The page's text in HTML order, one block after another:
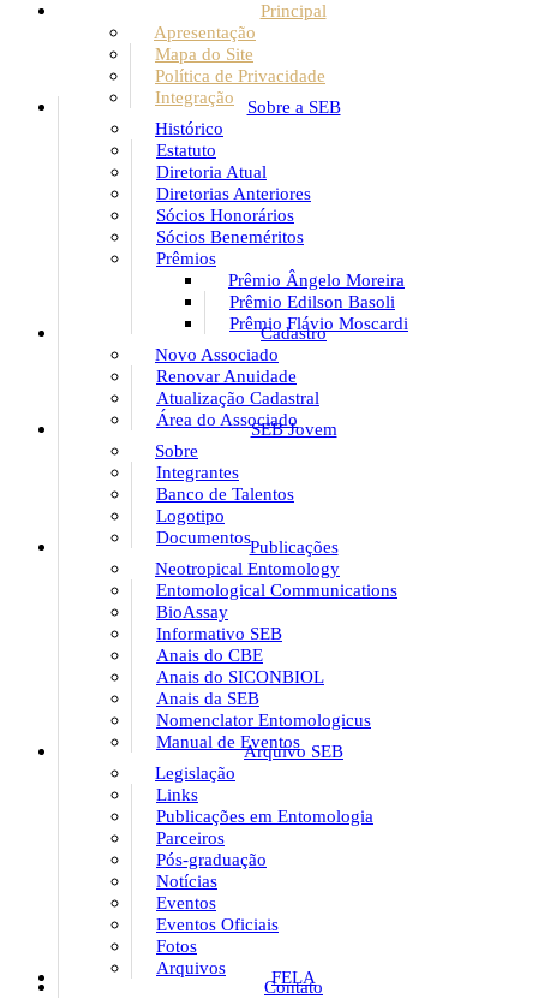
Principal
Apresentação
Mapa do Site
Política de Privacidade
Integração
Sobre a SEB
Histórico
Estatuto
Diretoria Atual
Diretorias Anteriores
Sócios Honorários
Sócios Beneméritos
Prêmios
Prêmio Ângelo Moreira
Prêmio Edilson Basoli
Prêmio Flávio Moscardi
Cadastro
Novo Associado
Renovar Anuidade
Atualização Cadastral
Área do Associado
SEB Jovem
Sobre
Integrantes
Banco de Talentos
Logotipo
DocumentosPublicações
Neotropical Entomology
Entomological Communications
BioAssay
Informativo SEB
Anais do CBE
Anais do SICONBIOL
Anais da SEB
Nomenclator Entomologicus
Manual de Eventos
Arquivo SEB
Legislação
Links
Publicações em Entomologia
Parceiros
Pós-graduação
Notícias
Eventos
Eventos Oficiais
Fotos
Arquivos
FELA
Contato